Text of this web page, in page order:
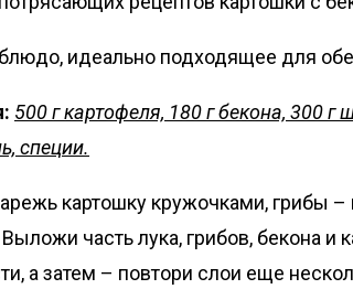
идеально подходящее для
500 г картофеля, 180 г бекона, 300
специи.
картошку кружочками, грибы –
часть лука, грибов, бекона и
а затем – повтори слои еще